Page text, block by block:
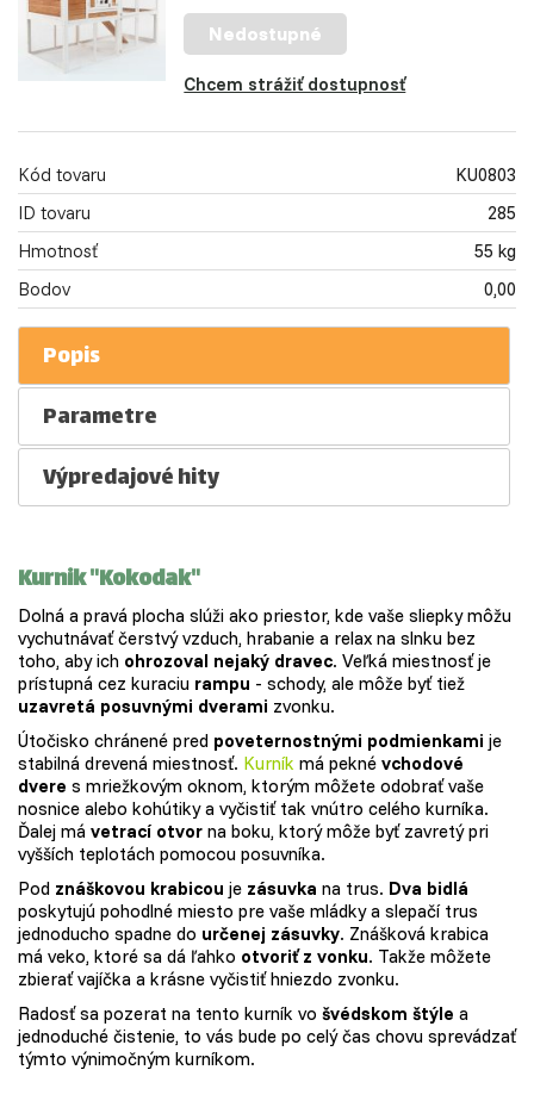
Nedostupné
Chcem strážiť dostupnosť
Kód tovaru
KU0803
ID tovaru
285
Hmotnosť
55 kg
Bodov
0,00
Popis
Parametre
Výpredajové hity
Kurnik "Kokodak"
Dolná a pravá plocha slúži ako priestor, kde vaše sliepky môžu
vychutnávať čerstvý vzduch, hrabanie a relax na slnku bez
toho, aby ich ohrozoval nejaký dravec. Veľká miestnosť je
prístupná cez kuraciu rampu - schody, ale môže byť tiež
uzavretá posuvnými dverami zvonku.
Útočisko chránené pred poveternostnými podmienkami je
stabilná drevená miestnosť. Kurník má pekné vchodové
dvere s mriežkovým oknom, ktorým môžete odobrať vaše
nosnice alebo kohútiky a vyčistiť tak vnútro celého kurníka.
Ďalej má vetrací otvor na boku, ktorý môže byť zavretý pri
vyšších teplotách pomocou posuvníka.
Pod znáškovou krabicou je zásuvka na trus. Dva bidlá
poskytujú pohodlné miesto pre vaše mládky a slepačí trus
jednoducho spadne do určenej zásuvky. Znášková krabica
má veko, ktoré sa dá ľahko otvoriť z vonku. Takže môžete
zbierať vajíčka a krásne vyčistiť hniezdo zvonku.
Radosť sa pozerat na tento kurník vo švédskom štýle a
jednoduché čistenie, to vás bude po celý čas chovu sprevádzať
týmto výnimočným kurníkom.